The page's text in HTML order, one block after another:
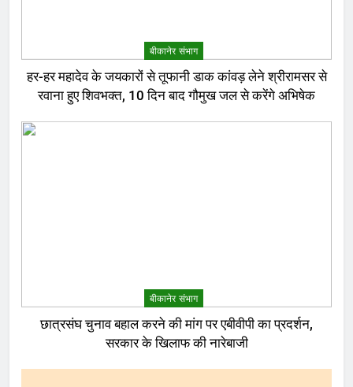
बीकानेर संभाग
हर-हर महादेव के जयकारों से तूफानी डाक कांवड़ लेने श्रीरामसर से
रवाना हुए शिवभक्त, 10 दिन बाद गौमुख जल से करेंगे अभिषेक
बीकानेर संभाग
छात्रसंघ चुनाव बहाल करने की मांग पर एबीवीपी का प्रदर्शन,
सरकार के खिलाफ की नारेबाजी